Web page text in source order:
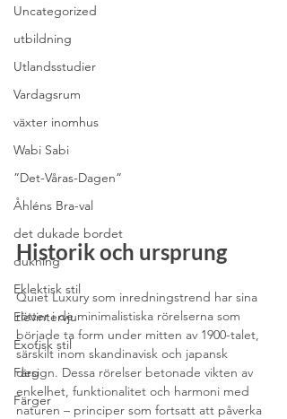
Uncategorized
utbildning
Utlandsstudier
Vardagsrum
växter inomhus
Wabi Sabi
”Det-Våras-Dagen”
Åhléns Bra-val
det dukade bordet
dukning
Eklektisk stil
Elevintervju
Exotisk stil
Färg
Färger
Historik och ursprung
Quiet Luxury som inredningstrend har sina
rötter i de minimalistiska rörelserna som
började ta form under mitten av 1900-talet,
särskilt inom skandinavisk och japansk
design. Dessa rörelser betonade vikten av
enkelhet, funktionalitet och harmoni med
naturen – principer som fortsatt att påverka